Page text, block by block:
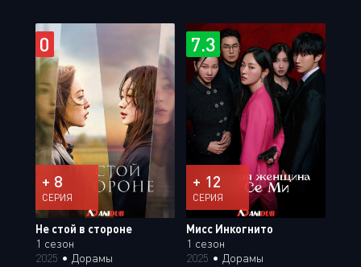
0
+ 8
СЕРИЯ
Не стой в стороне
1 сезон
2025 • Дорамы
7.3
+ 12
СЕРИЯ
Мисс Инкогнито
1 сезон
2025 • Дорамы